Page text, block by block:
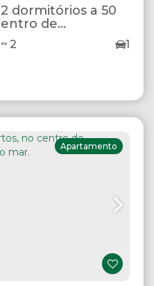
dormitórios a 50
de
2 1
Apartamento